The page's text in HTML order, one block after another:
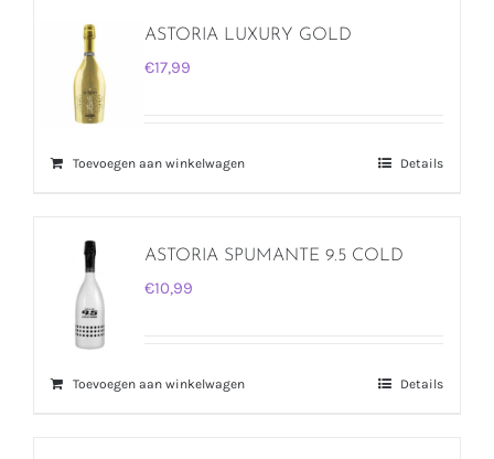
ASTORIA LUXURY GOLD
€17,99
Toevoegen aan winkelwagen Details
ASTORIA SPUMANTE 9.5 COLD
€10,99
Toevoegen aan winkelwagen Details